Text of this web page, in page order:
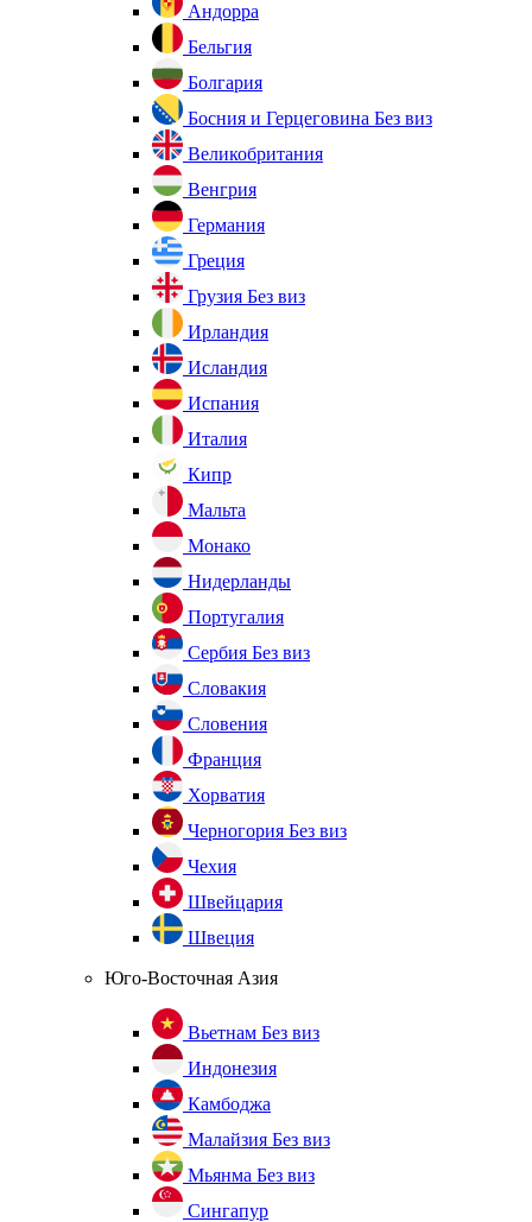
Андорра
Бельгия
Болгария
Босния и Герцеговина Без виз
Великобритания
Венгрия
Германия
Греция
Грузия Без виз
Ирландия
Исландия
Испания
Италия
Кипр
Мальта
Монако
Нидерланды
Португалия
Сербия Без виз
Словакия
Словения
Франция
Хорватия
Черногория Без виз
Чехия
Швейцария
Швеция
Юго-Восточная Азия
Вьетнам Без виз
Индонезия
Камбоджа
Малайзия Без виз
Мьянма Без виз
Сингапур